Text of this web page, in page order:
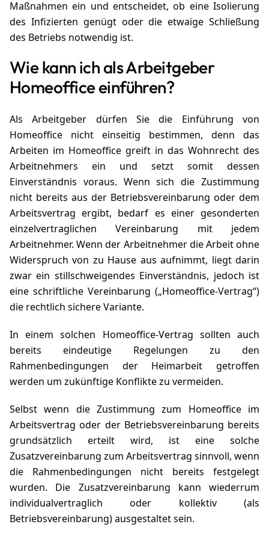
Maßnahmen ein und entscheidet, ob eine Isolierung
des Infizierten genügt oder die etwaige Schließung
des Betriebs notwendig ist.
Wie kann ich als Arbeitgeber
Homeoffice einführen?
Als Arbeitgeber dürfen Sie die Einführung von
Homeoffice nicht einseitig bestimmen, denn das
Arbeiten im Homeoffice greift in das Wohnrecht des
Arbeitnehmers ein und setzt somit dessen
Einverständnis voraus. Wenn sich die Zustimmung
nicht bereits aus der Betriebsvereinbarung oder dem
Arbeitsvertrag ergibt, bedarf es einer gesonderten
einzelvertraglichen Vereinbarung mit jedem
Arbeitnehmer. Wenn der Arbeitnehmer die Arbeit ohne
Widerspruch von zu Hause aus aufnimmt, liegt darin
zwar ein stillschweigendes Einverständnis, jedoch ist
eine schriftliche Vereinbarung („Homeoffice-Vertrag“)
die rechtlich sichere Variante.
In einem solchen Homeoffice-Vertrag sollten auch
bereits eindeutige Regelungen zu den
Rahmenbedingungen der Heimarbeit getroffen
werden um zukünftige Konflikte zu vermeiden.
Selbst wenn die Zustimmung zum Homeoffice im
Arbeitsvertrag oder der Betriebsvereinbarung bereits
grundsätzlich erteilt wird, ist eine solche
Zusatzvereinbarung zum Arbeitsvertrag sinnvoll, wenn
die Rahmenbedingungen nicht bereits festgelegt
wurden. Die Zusatzvereinbarung kann wiederrum
individualvertraglich oder kollektiv (als
Betriebsvereinbarung) ausgestaltet sein.